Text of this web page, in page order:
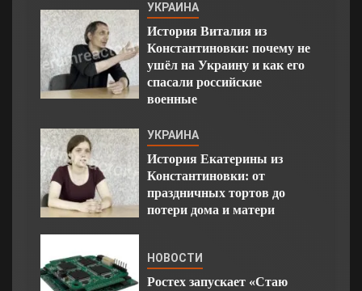
УКРАИНА
История Виталия из
Константиновки: почему не
ушёл на Украину и как его
спасали российские
военные
УКРАИНА
История Екатерины из
Константиновки: от
праздничных тортов до
потери дома и матери
НОВОСТИ
Ростех запускает «Стаю